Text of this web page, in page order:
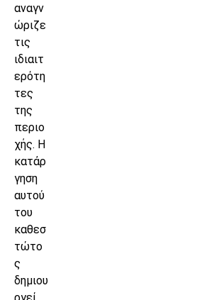
αναγν
ώριζε
τις
ιδιαιτ
ερότη
τες
της
περιο
χής. Η
κατάρ
γηση
αυτού
του
καθεσ
τώτο
ς
δημιου